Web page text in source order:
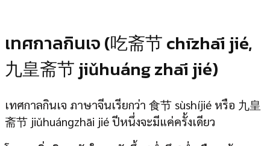
เทศกาลกินเจ (吃斋节 chīzhāi jié,
九皇斋节 jiǔhuáng zhāi jié)
เทศกาลกินเจ ภาษาจีนเรียกว่า 食节 sùshíjié หรือ 九皇
斋节 jiǔhuángzhāi jié ปีหนึ่งจะมีแค่ครั้งเดียว